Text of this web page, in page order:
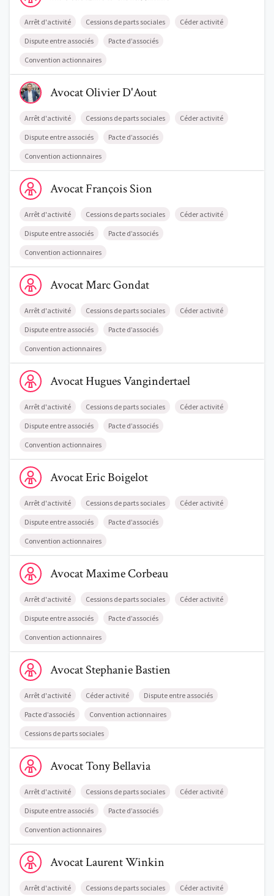
Trouve un avocat
Blog
Comment nous vous aidons
Une start-up 100% indépendante
Arrêt d'activité Cessions de parts sociales Céder activité
Dispute entre associés Pacte d’associés
Convention actionnaires
Voir le profil de AvocatOlivier D'Aout
AvocatOlivierD'Aout
Arrêt d'activité Cessions de parts sociales Céder activité
Dispute entre associés Pacte d’associés
Convention actionnaires
Voir le profil de AvocatFrançois Sion
AvocatFrançoisSion
Arrêt d'activité Cessions de parts sociales Céder activité
Dispute entre associés Pacte d’associés
Convention actionnaires
Voir le profil de AvocatMarc Gondat
AvocatMarcGondat
Arrêt d'activité Cessions de parts sociales Céder activité
Dispute entre associés Pacte d’associés
Convention actionnaires
Voir le profil de AvocatHugues Vangindertael
AvocatHuguesVangindertael
Arrêt d'activité Cessions de parts sociales Céder activité
Dispute entre associés Pacte d’associés
Convention actionnaires
Voir le profil de AvocatEric Boigelot
AvocatEricBoigelot
Arrêt d'activité Cessions de parts sociales Céder activité
Dispute entre associés Pacte d’associés
Convention actionnaires
Voir le profil de AvocatMaxime Corbeau
AvocatMaximeCorbeau
Arrêt d'activité Cessions de parts sociales Céder activité
Dispute entre associés Pacte d’associés
Convention actionnaires
Voir le profil de AvocatStephanie Bastien
AvocatStephanieBastien
Arrêt d'activité Céder activité Dispute entre associés
Pacte d’associés Convention actionnaires
Cessions de parts sociales
Voir le profil de AvocatTony Bellavia
AvocatTonyBellavia
Arrêt d'activité Cessions de parts sociales Céder activité
Dispute entre associés Pacte d’associés
Convention actionnaires
Voir le profil de AvocatLaurent Winkin
AvocatLaurentWinkin
Arrêt d'activité Cessions de parts sociales Céder activité